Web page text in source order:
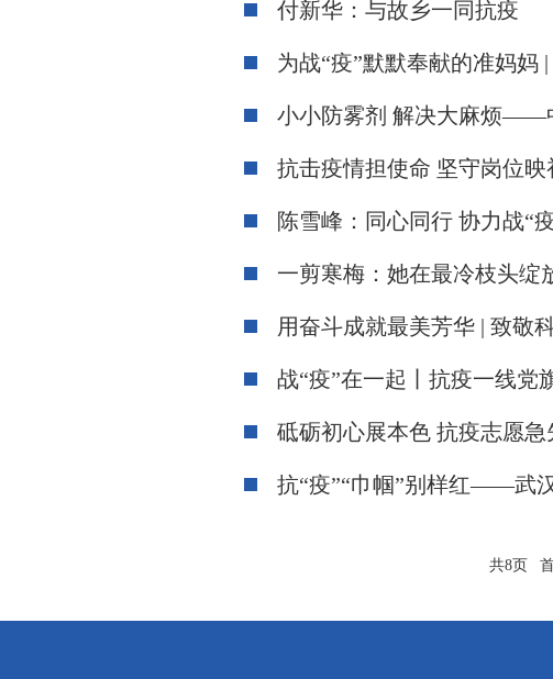
付新华：与故乡一同抗疫
为战“疫”默默奉献的准妈妈
小小防雾剂 解决大麻烦——
抗击疫情担使命 坚守岗位
陈雪峰：同心同行 协力战“
一剪寒梅：她在最冷枝头绽
用奋斗成就最美芳华 | 致敬
战“疫”在一起丨抗疫一线党
砥砺初心展本色 抗疫志愿
抗“疫”“巾帼”别样红——武
共8页